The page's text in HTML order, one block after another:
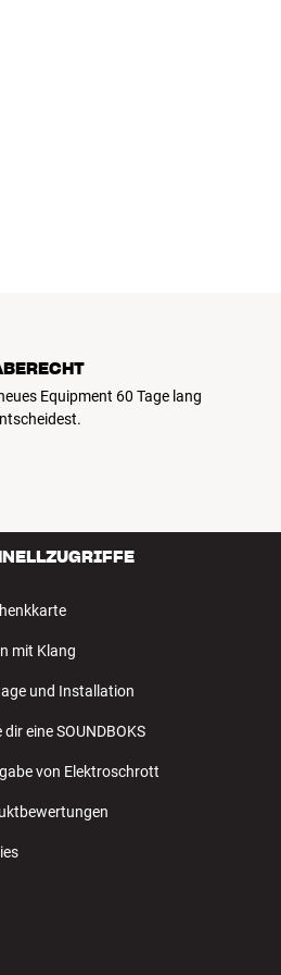
Equipment 60 Tage lang
mit Klang
und Installation
dir eine SOUNDBOKS
von Elektroschrott